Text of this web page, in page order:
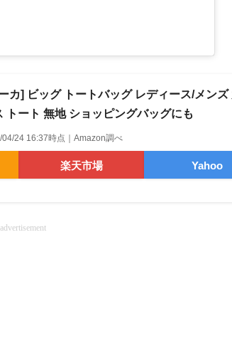
カ] ビッグ トートバッグ レディース/メンズ
トート 無地 ショッピングバッグにも
04/24 16:37時点｜Amazon調べ
楽天市場 Yahoo
advertisement